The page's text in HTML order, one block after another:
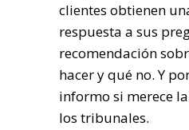
clientes obtienen
respuesta a sus
recomendación
hacer y qué no. Y
informo si merece
los tribunales.